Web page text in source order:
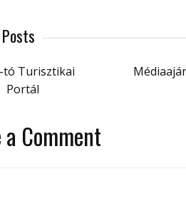
tó Turisztikai
Portál
a Comment